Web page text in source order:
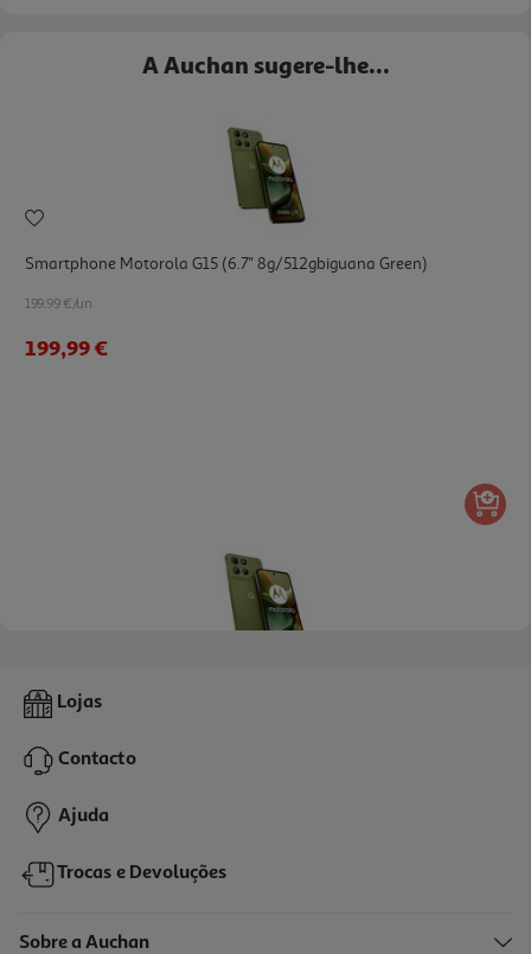
A Auchan sugere-lhe...
Smartphone Motorola G15 (6.7'' 8g/512gbiguana Green)
199.99 €/un
199,99 €
Smartphone Motorola Moto G15 (6.7'' 8/256gb Iguana Green)
169,99 €
Lojas
Contacto
Ajuda
Trocas e Devoluções
Sobre a Auchan